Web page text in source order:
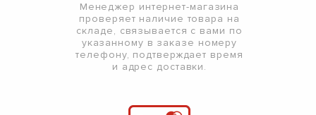
Менеджер интернет-магазина
проверяет наличие товара на
складе, связывается с вами по
указанному в заказе номеру
телефону, подтверждает время
и адрес доставки.